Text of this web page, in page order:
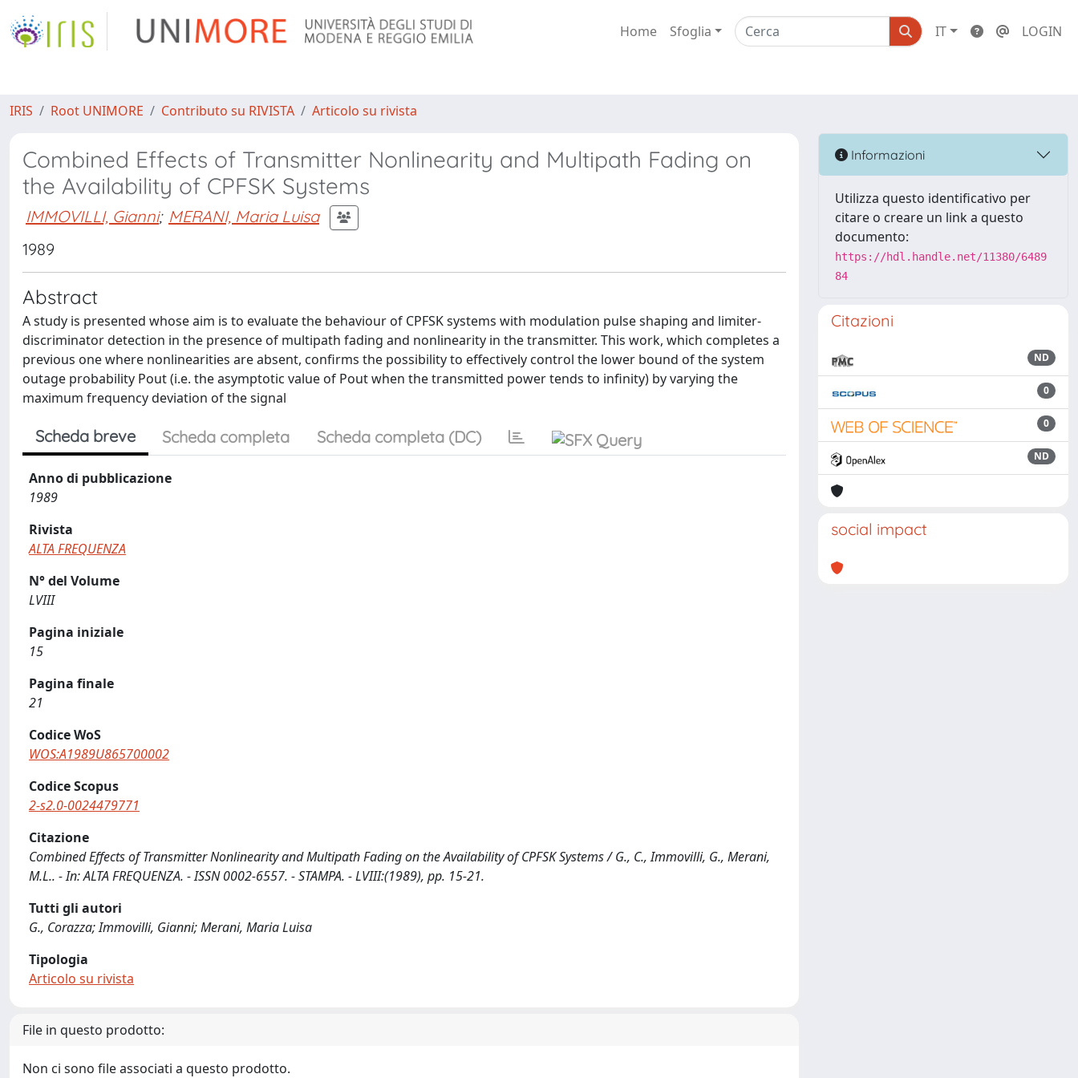
Home Sfoglia IT LOGIN
IRIS Root UNIMORE Contributo su RIVISTA Articolo su rivista
Combined Effects of Transmitter Nonlinearity and Multipath Fading on
the Availability of CPFSK Systems
IMMOVILLI, Gianni; MERANI, Maria Luisa
1989
Abstract
A study is presented whose aim is to evaluate the behaviour of CPFSK systems with modulation pulse shaping and limiter-
discriminator detection in the presence of multipath fading and nonlinearity in the transmitter. This work, which completes a
previous one where nonlinearities are absent, confirms the possibility to effectively control the lower bound of the system
outage probability Pout (i.e. the asymptotic value of Pout when the transmitted power tends to infinity) by varying the
maximum frequency deviation of the signal
Scheda breve Scheda completa Scheda completa (DC)
Anno di pubblicazione
1989
Rivista
ALTA FREQUENZA
N° del Volume
LVIII
Pagina iniziale
15
Pagina finale
21
Codice WoS
WOS:A1989U865700002
Codice Scopus
2-s2.0-0024479771
Citazione
Combined Effects of Transmitter Nonlinearity and Multipath Fading on the Availability of CPFSK Systems / G., C., Immovilli, G., Merani,
M.L.. - In: ALTA FREQUENZA. - ISSN 0002-6557. - STAMPA. - LVIII:(1989), pp. 15-21.
Tutti gli autori
G., Corazza; Immovilli, Gianni; Merani, Maria Luisa
Tipologia
Articolo su rivista
File in questo prodotto:
Non ci sono file associati a questo prodotto.
Informazioni
Utilizza questo identificativo per
citare o creare un link a questo
documento:
https://hdl.handle.net/11380/6489
84
Citazioni
ND
0
0
ND
social impact